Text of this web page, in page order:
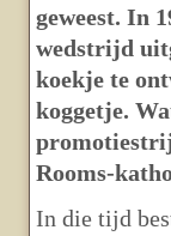
geweest. In
wedstrijd
koekje te
koggetje.
Rooms-
In die tijd